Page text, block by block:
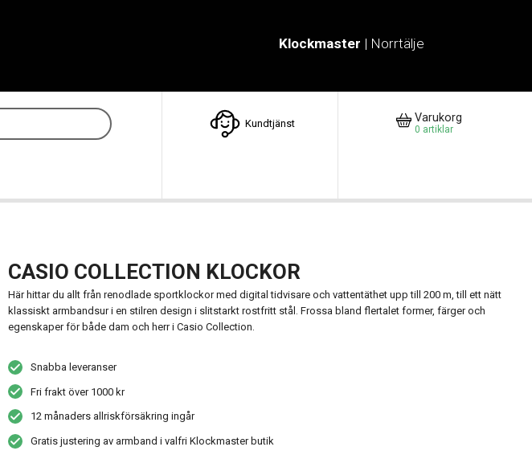
Klockmaster | Norrtälje
Kundtjänst Varukorg
0 artiklar
CASIO COLLECTION KLOCKOR
Här hittar du allt från renodlade sportklockor med digital tidvisare och vattentäthet upp till 200 m, till ett nätt
klassiskt armbandsur i en stilren design i slitstarkt rostfritt stål. Frossa bland flertalet former, färger och
egenskaper för både dam och herr i Casio Collection.
Snabba leveranser
Fri frakt över 1000 kr
12 månaders allriskförsäkring ingår
Gratis justering av armband i valfri Klockmaster butik